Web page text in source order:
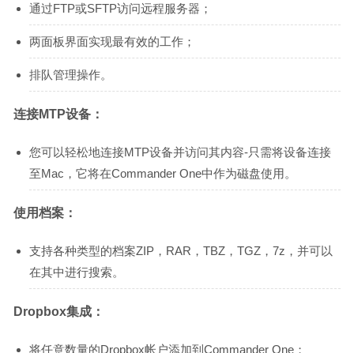
通过FTP或SFTP访问远程服务器；
两面板界面实现最有效的工作；
排队管理操作。
连接MTP设备：
您可以轻松地连接MTP设备并访问其内容-只需将设备连接
至Mac，它将在Commander One中作为磁盘使用。
使用档案：
支持各种类型的档案ZIP，RAR，TBZ，TGZ，7z，并可以
在其中进行搜索。
Dropbox集成：
将任意数量的Dropbox帐户添加到Commander One；